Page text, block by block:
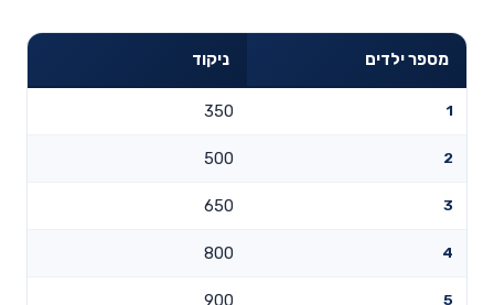
מספר ילדים ניקוד
1
350
2
500
3
650
4
800
5
900